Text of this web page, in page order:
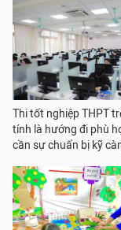
Thi tốt nghiệp THPT
tính là hướng đi phù
cần sự chuẩn bị kỹ